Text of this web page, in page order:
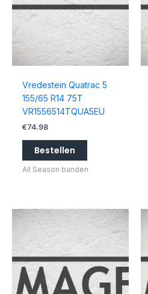
Vredestein Quatrac 5
155/65 R14 75T
VR1556514TQUA5EU
€74.98
Bestellen
All Season banden